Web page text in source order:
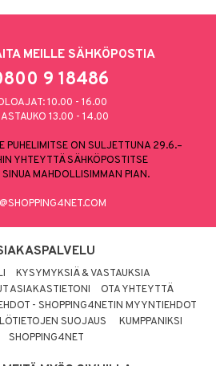
MEILLE SÄHKÖPOSTIA
9 18486
10.00 - 16.00
13.00 - 14.00
PUHELIMITSE ON SULJETTUNA 29.6.–
YHTEYTTÄ SÄHKÖPOSTITSE
SINUA MAHDOLLISIMMAN PIAN.
KYSYMYKSIÄ & VASTAUKSIA
ASIAKASTIETONI
OTA YHTEYTTÄ
- SHOPPING4NETIN MYYNTIEHDOT
SUOJAUS
KUMPPANIKSI
SHOPPING4NET